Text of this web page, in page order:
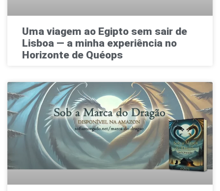
Uma viagem ao Egipto sem sair de
Lisboa — a minha experiência no
Horizonte de Quéops